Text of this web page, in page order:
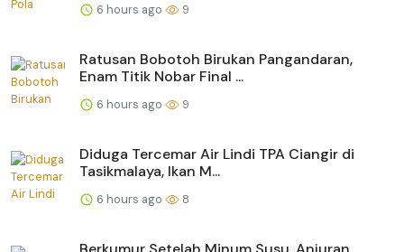
6 hours ago 9
Ratusan Bobotoh Birukan Pangandaran,
Enam Titik Nobar Final ...
6 hours ago 9
Diduga Tercemar Air Lindi TPA Ciangir di
Tasikmalaya, Ikan M...
6 hours ago 8